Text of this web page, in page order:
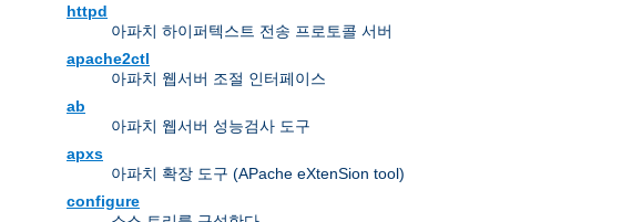
httpd
아파치 하이퍼텍스트 전송 프로토콜 서버
apache2ctl
아파치 웹서버 조절 인터페이스
ab
아파치 웹서버 성능검사 도구
apxs
아파치 확장 도구 (APache eXtenSion tool)
configure